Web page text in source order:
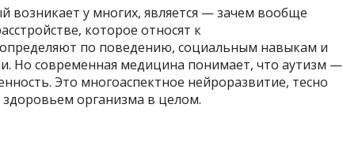
у многих, является — зачем вообще
которое относят к
по поведению, социальным навыкам и
Но современная медицина понимает, что аутизм —
Это многоаспектное нейроразвитие, тесно
здоровьем организма в целом.